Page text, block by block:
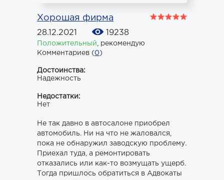
Хорошая фирма
28.12.2021 19238
Положительный
рекомендую
Комментариев (0)
Достоинства:
Надежность
Недостатки:
Нет
Не так давно в автосалоне приобрел
автомобиль. Ни на что не жаловался,
пока не обнаружил заводскую проблему.
Приехал туда, а ремонтировать
отказались или как-то возмущать ущерб.
Тогда пришлось обратиться в Адвокаты